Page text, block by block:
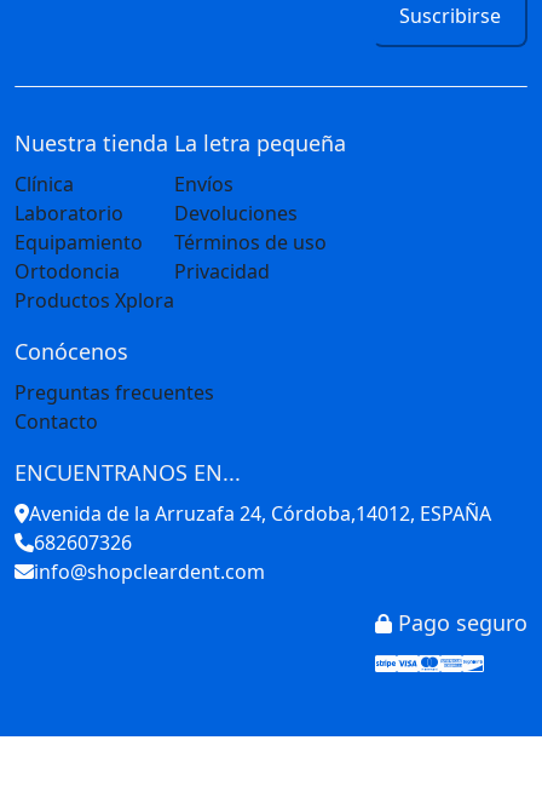
Suscribirse
Nuestra tienda
Clínica
Laboratorio
Equipamiento
Ortodoncia
Productos Xplora
La letra pequeña
Envíos
Devoluciones
Términos de uso
Privacidad
Conócenos
Preguntas frecuentes
Contacto
ENCUENTRANOS EN...
Avenida de la Arruzafa 24, Córdoba,14012, ESPAÑA
682607326
info@shopcleardent.com
Pago seguro
Stripe
Visa